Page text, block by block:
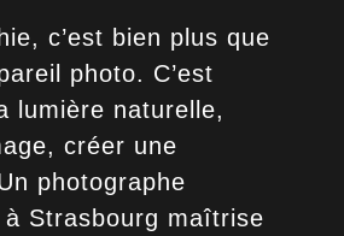
c’est bien plus que
photo. C’est
lumière naturelle,
créer une
photographe
Strasbourg maîtrise